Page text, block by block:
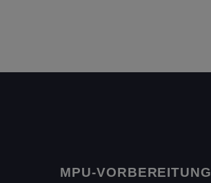
MPU-VORBEREITUNG